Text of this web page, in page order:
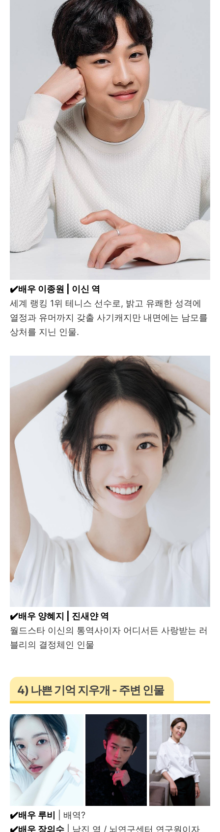
✔️배우 이종원 | 이신 역
세계 랭킹 1위 테니스 선수로, 밝고 유쾌한 성격에
열정과 유머까지 갖출 사기캐지만 내면에는 남모를
상처를 지닌 인물.
✔️배우 양혜지 | 진새얀 역
월드스타 이신의 통역사이자 어디서든 사랑받는 러
블리의 결정체인 인물
4) 나쁜 기억 지우개 - 주변 인물
✔️배우 루비
| 배역?
✔️배우 장의수 | 남진 역 / 뇌연구센터 연구원이자